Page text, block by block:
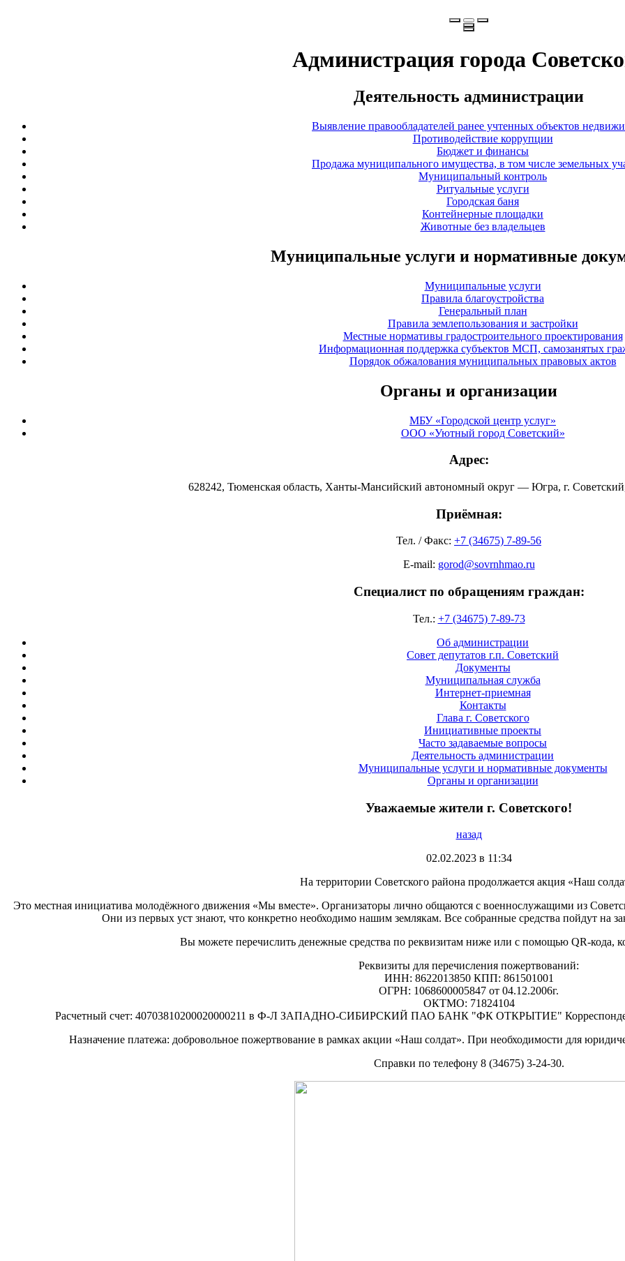
Администрация города
Деятельность администрации
Выявление правообладателей ранее учтенных объектов
Противодействие коррупции
Бюджет и финансы
Продажа муниципального имущества, в том числе земельных
Муниципальный контроль
Ритуальные услуги
Городская баня
Контейнерные площадки
Животные без владельцев
Муниципальные услуги и нормативные
Муниципальные услуги
Правила благоустройства
Генеральный план
Правила землепользования и застройки
Местные нормативы градостроительного проектирования
Информационная поддержка субъектов МСП, самозанятых
Порядок обжалования муниципальных правовых актов
Органы и организации
МБУ «Городской центр услуг»
ООО «Уютный город Советский»
Адрес:
628242, Тюменская область, Ханты-Мансийский автономный округ — Югра, г.
Приёмная:
Тел. / Факс: +7 (34675) 7-89-56
E-mail: gorod@sovrnhmao.ru
Специалист по обращениям граждан:
Тел.: +7 (34675) 7-89-73
Об администрации
Совет депутатов г.п. Советский
Документы
Муниципальная служба
Интернет-приемная
Контакты
Глава г. Советского
Инициативные проекты
Часто задаваемые вопросы
Деятельность администрации
Муниципальные услуги и нормативные документы
Органы и организации
Уважаемые жители г. Советского!
назад
02.02.2023 в 11:34
На территории Советского района продолжается акция «Наш
Это местная инициатива молодёжного движения «Мы вместе». Организаторы лично общаются с военнослужащими из
Они из первых уст знают, что конкретно необходимо нашим землякам. Все собранные средства пойдут на
Вы можете перечислить денежные средства по реквизитам ниже или с помощью QR-кода,
Реквизиты для перечисления пожертвований:
ИНН: 8622013850 КПП: 861501001
ОГРН: 1068600005847 от 04.12.2006г.
ОКТМО: 71824104
Расчетный счет: 40703810200020000211 в Ф-Л ЗАПАДНО-СИБИРСКИЙ ПАО БАНК "ФК ОТКРЫТИЕ"
Назначение платежа: добровольное пожертвование в рамках акции «Наш солдат». При необходимости для
Справки по телефону 8 (34675) 3-24-30.